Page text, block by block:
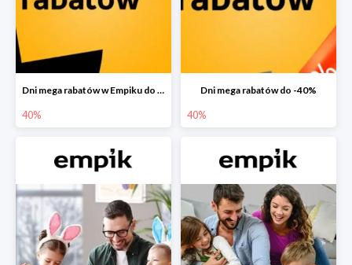
Dni mega rabatów w Empiku do -40%
40%
Dni mega rabatów do -40%
40%